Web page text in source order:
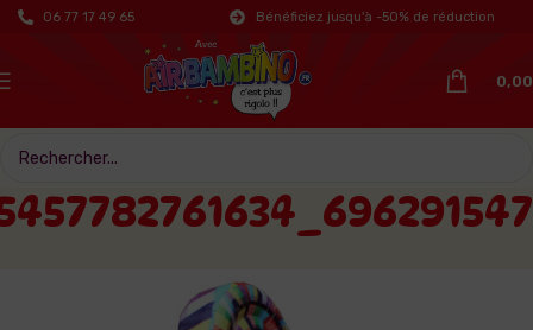
06 77 17 49 65 Bénéficiez jusqu'à -50% de réduction
0,00